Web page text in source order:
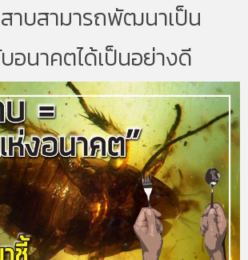
าบสามารถพัฒนาเป็น
อนาคตได้เป็นอย่างดี